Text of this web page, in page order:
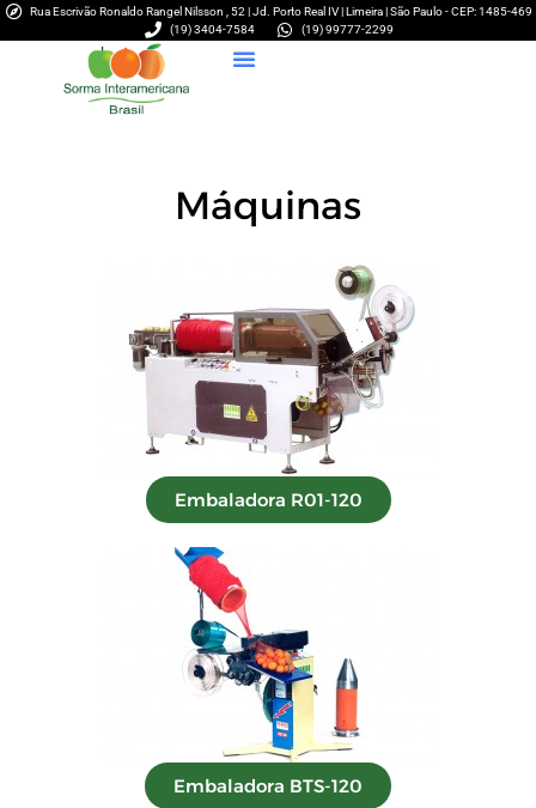
Rua Escrivão Ronaldo Rangel Nilsson , 52 | Jd. Porto Real IV | Limeira | São Paulo - CEP: 1485-469
(19) 3404-7584
(19) 99777-2299
Máquinas
Embaladora R01-120
Embaladora BTS-120